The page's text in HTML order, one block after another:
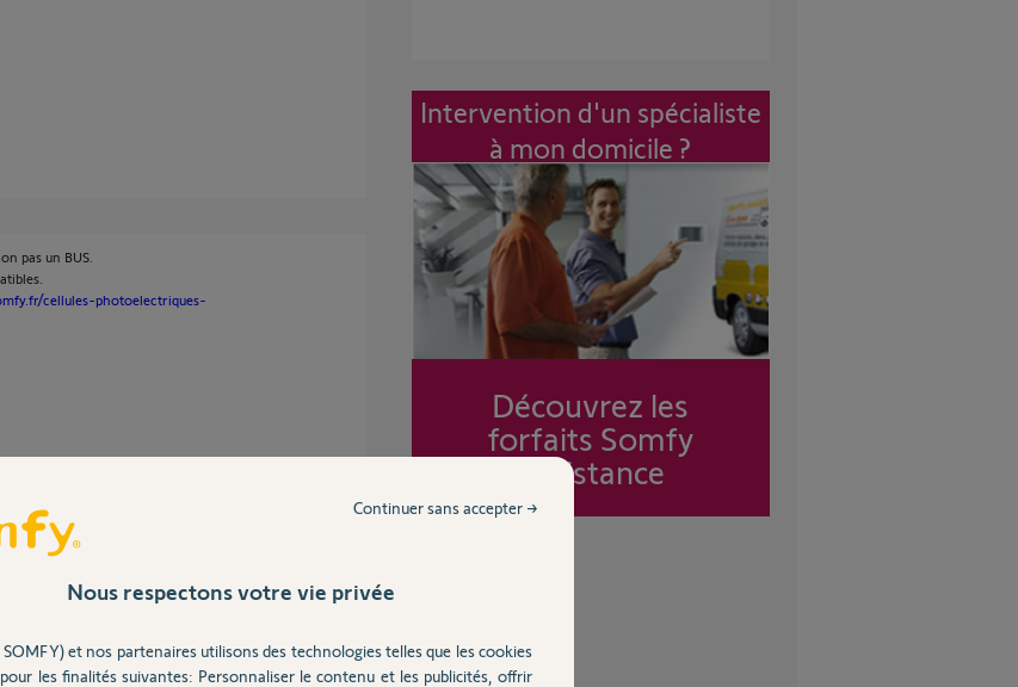
pas un BUS.
cellules-photoelectriques-
bien
Intervention d'un spécialiste
à mon domicile ?
Découvrez les
forfaits Somfy
Assistance
Nous respectons votre vie privée
et nos partenaires utilisons des technologies telles que les cookies
les finalités suivantes: Personnaliser le contenu et les publicités, offrir
Continuer sans accepter →